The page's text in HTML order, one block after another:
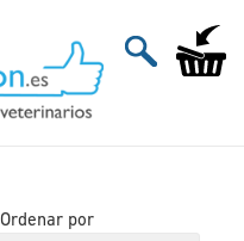
Mi
Ordenar por